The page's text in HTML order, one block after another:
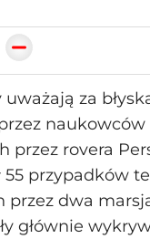
za
rovera
przypadków
przez dwa
głównie